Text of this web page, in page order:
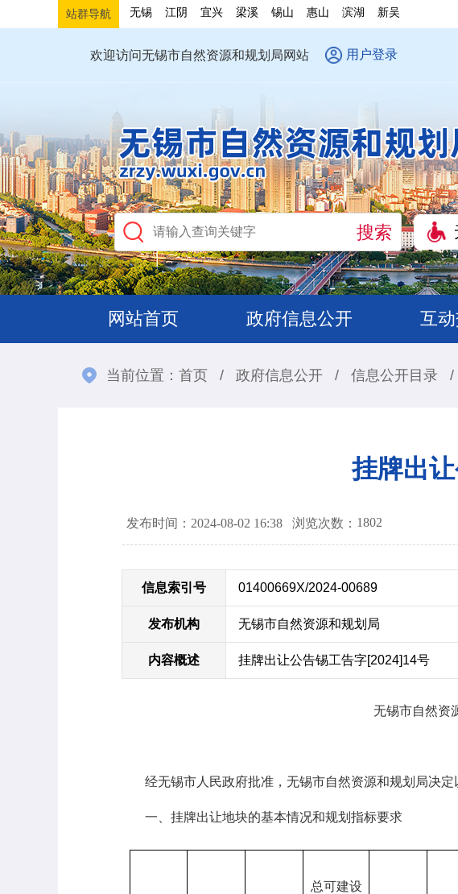
站群导航 无锡 江阴 宜兴 梁溪 锡山 惠山 滨湖 新吴
欢迎访问无锡市自然资源和规划局网站 用户登录
网站首页 政府信息公开 互
当前位置： 首页 / 政府信息公开 / 信息公开目录 /
挂牌出
发布时间：2024-08-02 16:38 浏览次数： 1802
信息索引号 01400669X/2024-00689
发布机构 无锡市自然资源和规划局
内容概述 挂牌出让公告锡工告字[2024]14号
无锡市自然资
经无锡市人民政府批准，无锡市自然资源和规划局决定
一、 挂牌出让地块的基本情况和规划指标要求
总可建设